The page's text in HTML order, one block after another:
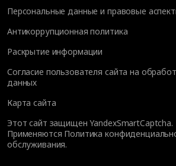
Персональные данные и правовые
Антикоррупционная политика
Раскрытие информации
Согласие пользователя сайта на
данных
Карта сайта
Этот сайт защищен YandexSmartCaptcha.
Применяются Политика
обслуживания.